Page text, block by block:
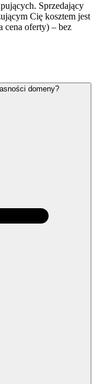
Sprzedający
Cię kosztem jest
cena oferty) – bez
domeny?